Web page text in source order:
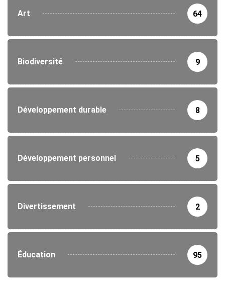
Art 64
Biodiversité 9
Développement durable 8
Développement personnel 5
Divertissement 2
Éducation 95